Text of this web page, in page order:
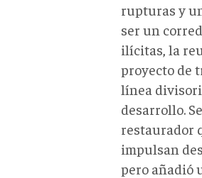
rupturas y
ser un
ilícitas, la
proyecto de
línea
desarrollo.
restaurador
impulsan
pero añadió